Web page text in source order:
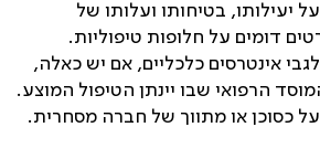
יעילותו, בטיחותו ועלותו של
דומים על חלופות טיפוליות.
אינטרסים כלכליים, אם יש כאלה,
הרפואי שבו יינתן הטיפול המוצע.
כסוכן או מתווך של חברה מסחרית.